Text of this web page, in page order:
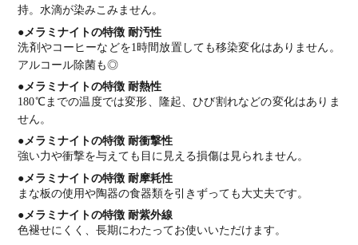
持。水滴が染みこみません。
●メラミナイトの特徴 耐汚性
洗剤やコーヒーなどを1時間放置しても移染変化はありません。
アルコール除菌も◎
●メラミナイトの特徴 耐熱性
180℃までの温度では変形、隆起、ひび割れなどの変化はありま
せん。
●メラミナイトの特徴 耐衝撃性
強い力や衝撃を与えても目に見える損傷は見られません。
●メラミナイトの特徴 耐摩耗性
まな板の使用や陶器の食器類を引きずっても大丈夫です。
●メラミナイトの特徴 耐紫外線
色褪せにくく、長期にわたってお使いいただけます。